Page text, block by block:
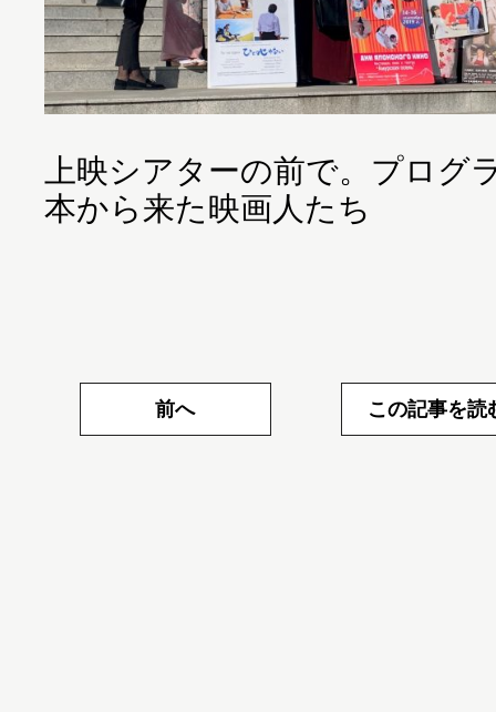
上映シアターの前で。プログ
本から来た映画人たち
前へ この記事を読